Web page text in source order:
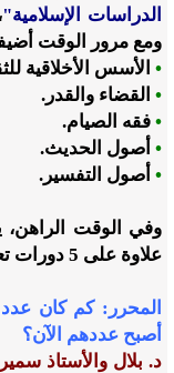
الدراسات الإسلامية"
ومع مرور الوقت
• الأسس الأخلاقية
• القضاء والقدر.
• فقه الصيام.
• أصول الحديث.
• أصول التفسير.
علاوة على 5 دورات تعليمية للنساء.
المحرر: كم كان عدد
أصبح عددهم الآن؟
د. بلال والأستاذ